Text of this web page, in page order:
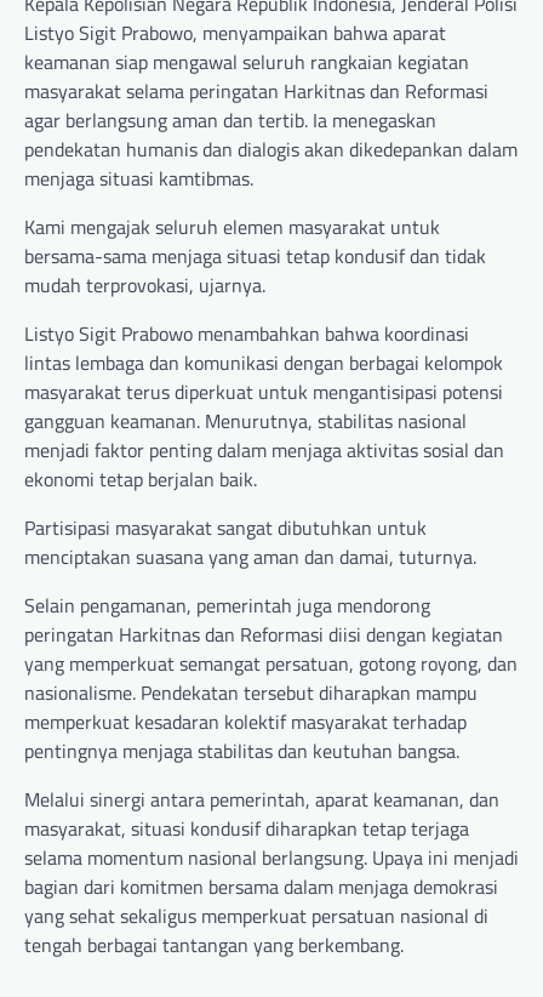
Listyo Sigit Prabowo, menyampaikan bahwa aparat
keamanan siap mengawal seluruh rangkaian kegiatan
masyarakat selama peringatan Harkitnas dan Reformasi
agar berlangsung aman dan tertib. Ia menegaskan
pendekatan humanis dan dialogis akan dikedepankan dalam
menjaga situasi kamtibmas.
Kami mengajak seluruh elemen masyarakat untuk
bersama-sama menjaga situasi tetap kondusif dan tidak
mudah terprovokasi, ujarnya.
Listyo Sigit Prabowo menambahkan bahwa koordinasi
lintas lembaga dan komunikasi dengan berbagai kelompok
masyarakat terus diperkuat untuk mengantisipasi potensi
gangguan keamanan. Menurutnya, stabilitas nasional
menjadi faktor penting dalam menjaga aktivitas sosial dan
ekonomi tetap berjalan baik.
Partisipasi masyarakat sangat dibutuhkan untuk
menciptakan suasana yang aman dan damai, tuturnya.
Selain pengamanan, pemerintah juga mendorong
peringatan Harkitnas dan Reformasi diisi dengan kegiatan
yang memperkuat semangat persatuan, gotong royong, dan
nasionalisme. Pendekatan tersebut diharapkan mampu
memperkuat kesadaran kolektif masyarakat terhadap
pentingnya menjaga stabilitas dan keutuhan bangsa.
Melalui sinergi antara pemerintah, aparat keamanan, dan
masyarakat, situasi kondusif diharapkan tetap terjaga
selama momentum nasional berlangsung. Upaya ini menjadi
bagian dari komitmen bersama dalam menjaga demokrasi
yang sehat sekaligus memperkuat persatuan nasional di
tengah berbagai tantangan yang berkembang.